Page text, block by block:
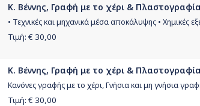
Κ. Βέννης, Γραφή με το χέρι &
• Τεχνικές και μηχανικά μέσα αποκάλυψης • Χημικές
Τιμή: € 30,00
Κ. Βέννης, Γραφή με το χέρι &
Κανόνες γραφής με το χέρι, Γνήσια και μη γνήσια
Τιμή: € 30,00